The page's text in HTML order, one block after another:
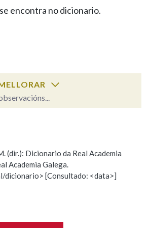
FIGURAS HOMENAXEADAS
PORTAL DAS PALABRAS
encontra no dicionario.
(dir.): Dicionario da Real Academia
Academia Galega.
dicionario> [Consultado: <data>]